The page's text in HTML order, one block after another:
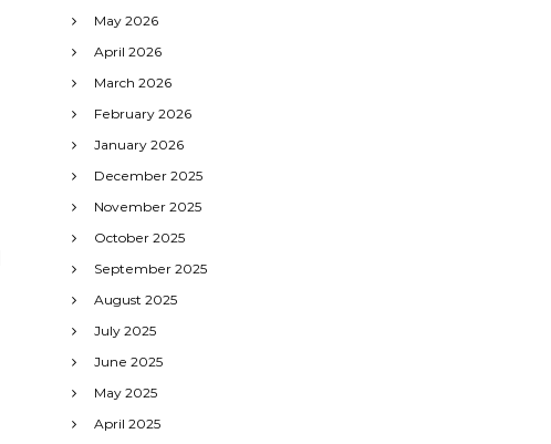
May 2026
April 2026
March 2026
February 2026
January 2026
December 2025
November 2025
October 2025
September 2025
August 2025
July 2025
June 2025
May 2025
April 2025